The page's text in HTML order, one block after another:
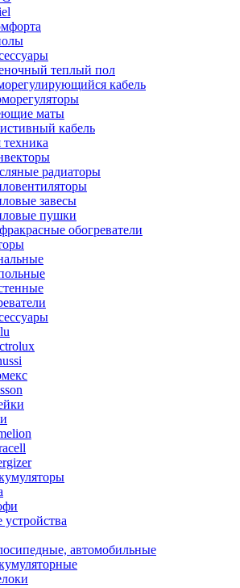
теплый пол
кабель
маты
кабель
техника
радиаторы
завесы
пушки
обогреватели
устройства
автомобильные